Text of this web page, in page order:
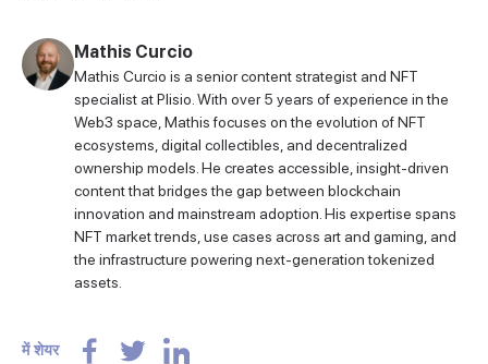
Mathis Curcio
Mathis Curcio is a senior content strategist and NFT
specialist at Plisio. With over 5 years of experience in the
Web3 space, Mathis focuses on the evolution of NFT
ecosystems, digital collectibles, and decentralized
ownership models. He creates accessible, insight-driven
content that bridges the gap between blockchain
innovation and mainstream adoption. His expertise spans
NFT market trends, use cases across art and gaming, and
the infrastructure powering next-generation tokenized
assets.
में शेयर